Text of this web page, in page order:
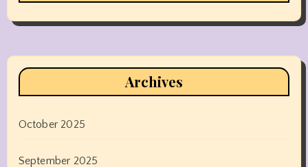
Archives
October 2025
September 2025